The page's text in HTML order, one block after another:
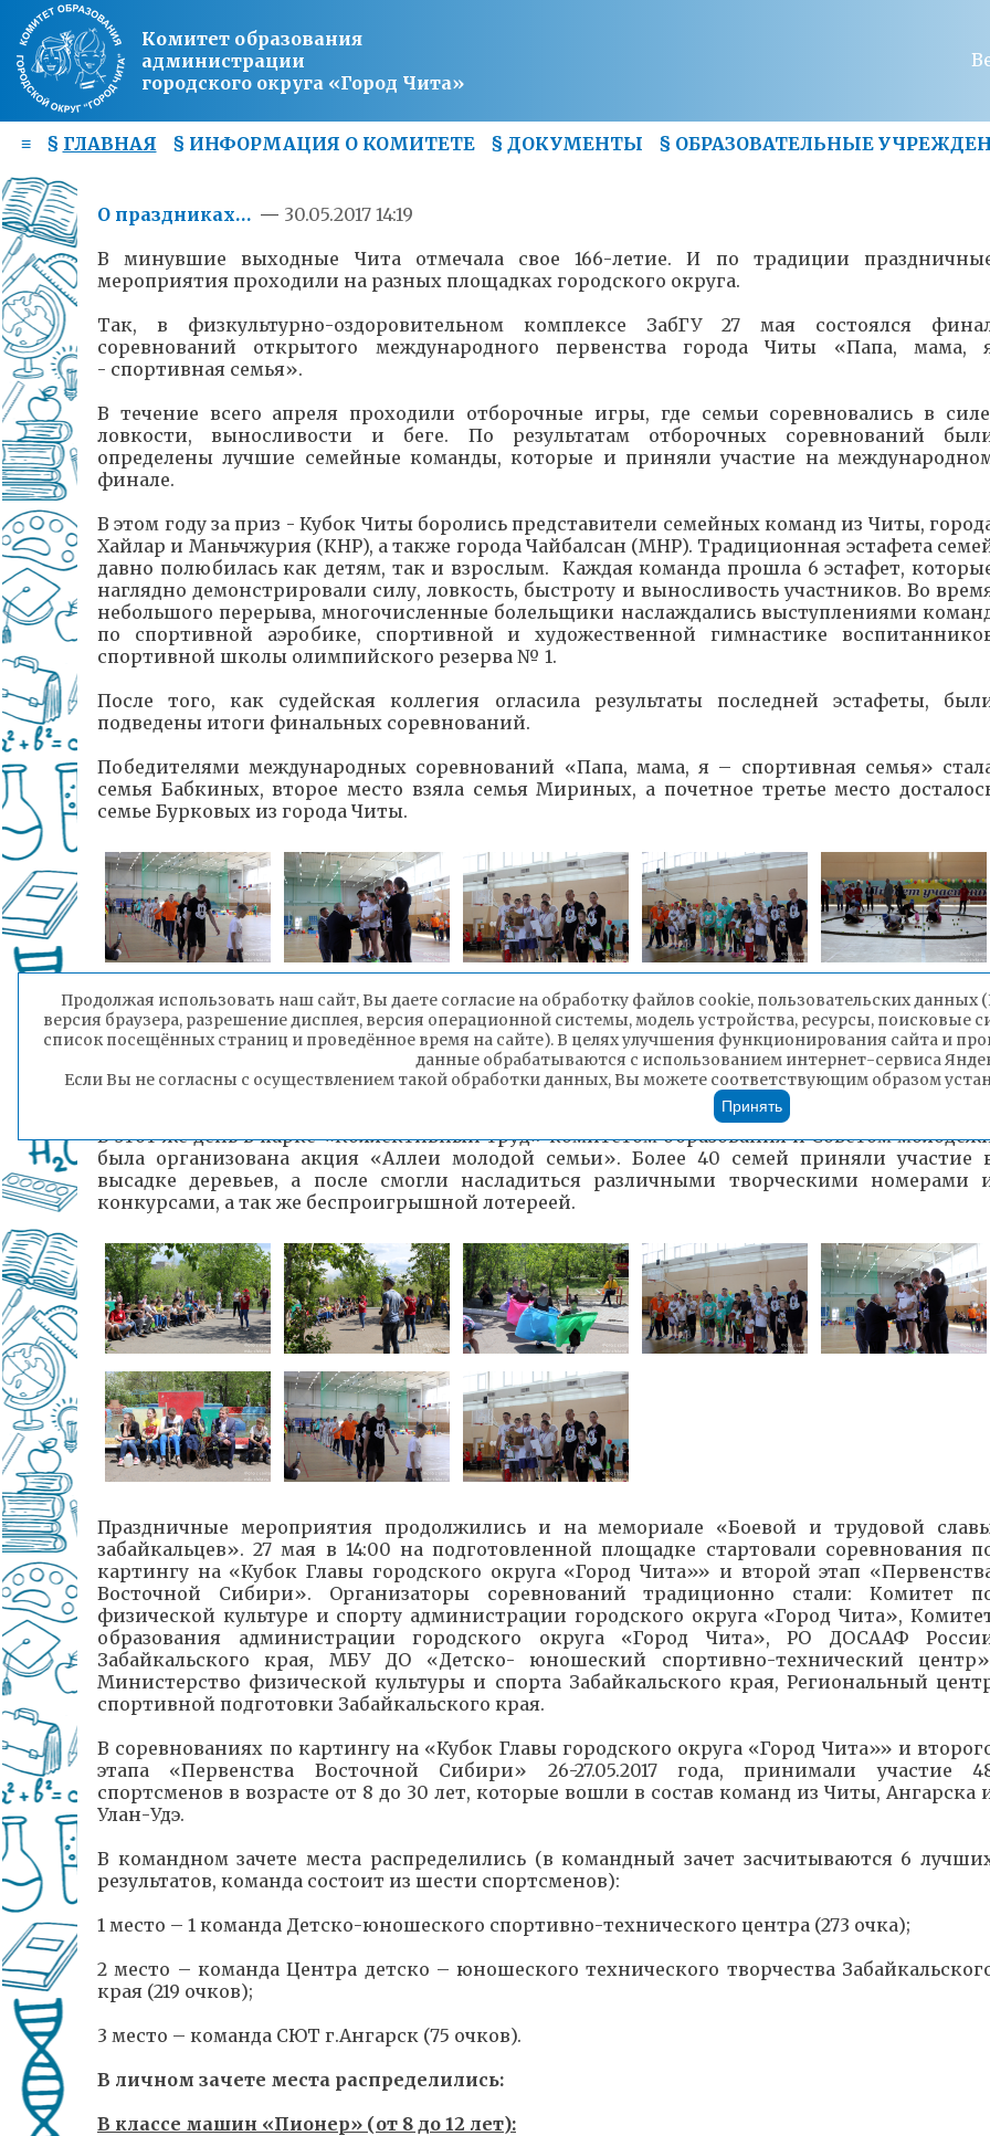
Комитет образования
администрации
городского округа «Город Чита»
≡ § ГЛАВНАЯ § ИНФОРМАЦИЯ О КОМИТЕТЕ § ДОКУМЕНТЫ § ОБРАЗОВАТЕЛЬНЫЕ
О праздниках… — 30.05.2017 14:19
В минувшие выходные Чита отмечала свое 166-летие. И по традиции
мероприятия проходили на разных площадках городского округа.
Так, в физкультурно-оздоровительном комплексе ЗабГУ 27 мая состоялся
соревнований открытого международного первенства города Читы «Папа, мама,
- спортивная семья».
В течение всего апреля проходили отборочные игры, где семьи соревновались в
ловкости, выносливости и беге. По результатам отборочных соревнований
определены лучшие семейные команды, которые и приняли участие на
финале.
В этом году за приз - Кубок Читы боролись представители семейных команд из Читы,
Хайлар и Маньчжурия (КНР), а также города Чайбалсан (МНР). Традиционная эстафета
давно полюбиласькак детям, так и взрослым. Каждая команда прошла 6 эстафет,
наглядно демонстрировали силу, ловкость, быстроту и выносливость участников. Во
небольшого перерыва, многочисленные болельщики наслаждались выступлениями
по спортивной аэробике, спортивной и художественной гимнастике
спортивной школы олимпийского резерва № 1.
После того, как судейская коллегия огласила результаты последней эстафеты,
подведены итоги финальных соревнований.
Победителями международных соревнований «Папа, мама, я – спортивная семья»
семья Бабкиных, второе место взяла семья Мириных, а почетное третье место
семье Бурковых из города Читы.
В этот же день в парке «Коллективный труд» комитетом образования и Советом
была организована акция «Аллеи молодой семьи». Более 40 семей приняли участие
высадке деревьев, а после смогли насладиться различными творческими номерами
конкурсами, а так же беспроигрышной лотереей.
Праздничные мероприятия продолжились и на мемориале «Боевой и трудовой
забайкальцев». 27 мая в 14:00 на подготовленной площадке стартовали соревнования
картингу на «Кубок Главы городского округа «Город Чита»» и второй этап
Восточной Сибири». Организаторы соревнований традиционно стали: Комитет
физической культуре и спорту администрации городского округа «Город Чита»,
образования администрации городского округа «Город Чита», РО ДОСААФ
Забайкальского края, МБУ ДО «Детско- юношеский спортивно-технический
Министерство физической культуры и спорта Забайкальского края, Региональный
спортивной подготовки Забайкальского края.
В соревнованиях по картингу на «Кубок Главы городского округа «Город Чита»» и
этапа «Первенства Восточной Сибири» 26-27.05.2017 года, принимали участие
спортсменов в возрасте от 8 до 30 лет, которые вошли в состав команд из Читы, Ангарска
Улан-Удэ.
В командном зачете места распределились (в командный зачет засчитываются 6
результатов, команда состоит из шести спортсменов):
1 место – 1 команда Детско-юношеского спортивно-технического центра (273 очка);
2 место – команда Центра детско – юношеского технического творчества
края (219 очков);
3 место – команда СЮТ г.Ангарск (75 очков).
В личном зачете места распределились:
В классе машин «Пионер» (от 8 до 12 лет):
Продолжая использовать наш сайт, Вы даете согласие на обработку файлов cookie, пользовательских
версия браузера, разрешение дисплея, версия операционной системы, модель устройства, ресурсы,
список посещённых страниц и проведённое время на сайте). В целях улучшения функционирования сайта и
данные обрабатываются с использованием интернет-сервиса
Если Вы не согласны с осуществлением такой обработки данных, Вы можете соответствующим образом
Принять